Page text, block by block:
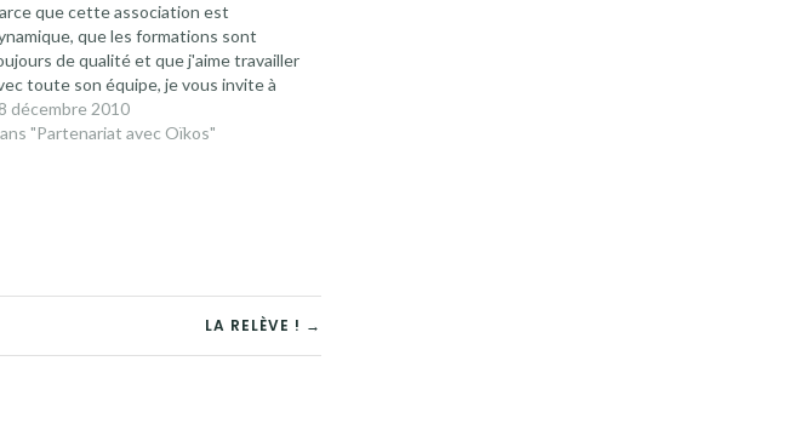
que cette association est
que les formations sont
de qualité et que j'aime travailler
toute son équipe, je vous invite à
sur ce lien :
décembre 2010
"Partenariat avec Oïkos"
LA RELÈVE ! →